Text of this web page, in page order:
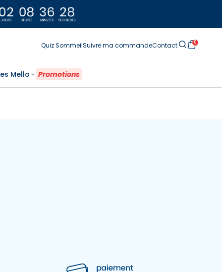
Quiz SommeilSuivre ma commandeContact 0
Mello ‎ Promotions ‎